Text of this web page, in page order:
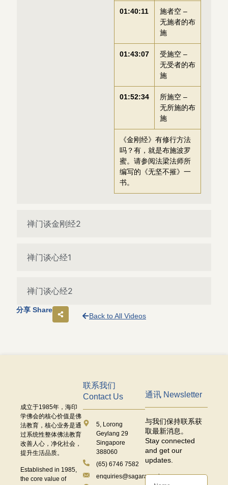
禅门谈金刚经2
禅门谈心经1
禅门谈心经2
01:40:11
施者空 –
无施者的布
施
01:43:07
受施空 –
无受者的布
施
01:52:34
所施空 –
无所施的布
施
《金刚经》有修行方法
吗？有，就是布施波罗
蜜。请参阅法梁法师所
编写的《无坚不摧》一
书。
分享 Share
Back to All Videos
成立于1985年，海印
学佛会的核心价值是佛
法教育，核心业务是通
过系统性整体佛法教育
改善人心，净化社会，
提升生活品质。
Established in 1985,
the core value of
联系我们
Contact Us
5, Lorong
Geylang 29
Singapore
388060
(65) 6746 7582
enquiries@sagaramudra.org.sg
通讯 Newsletter
与我们保持联系获
取最新消息。
Stay connected
and get our
updates.